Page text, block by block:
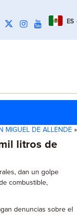
ES
MIGUEL DE ALLENDE »
litros de
dan un golpe
combustible,
denuncias sobre el